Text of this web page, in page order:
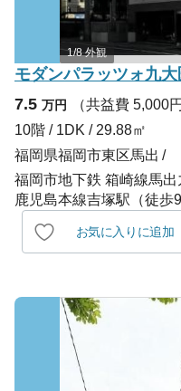
1/8 外観
モダンパラッツォ九
7.5 万円
（共益費 5,000円
10階 / 1DK / 29.88㎡
福岡県福岡市東区馬出
福岡市地下鉄 箱崎線馬出
鹿児島本線吉塚駅（徒歩9
お気に入りに追加